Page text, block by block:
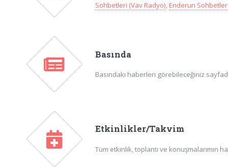
Sohbetleri (Vav Radyo),Enderun
Basında
Basındaki haberleri görebileceğiniz
Etkinlikler/Takvim
Tüm etkinlik, toplantı ve konuşmalarımın